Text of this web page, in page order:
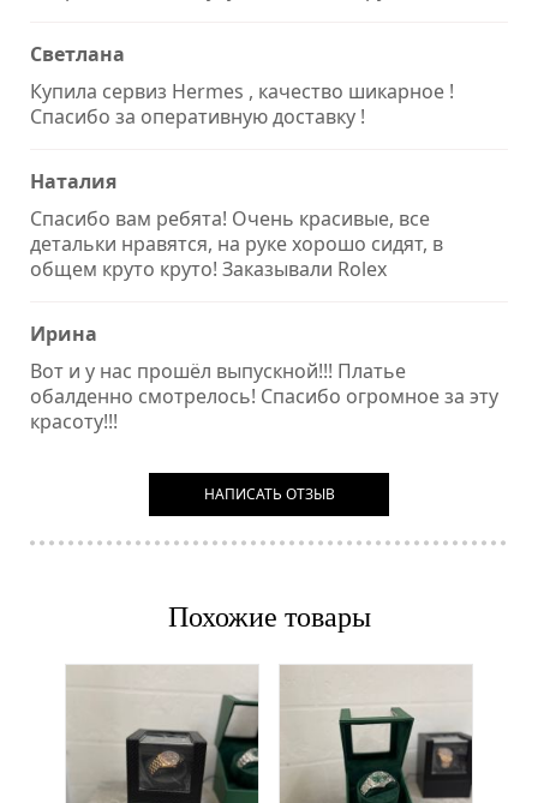
Светлана
Купила сервиз Hermes , качество шикарное !
Спасибо за оперативную доставку !
Наталия
Спасибо вам ребята! Очень красивые, все
детальки нравятся, на руке хорошо сидят, в
общем круто круто! Заказывали Rolex
Ирина
Вот и у нас прошёл выпускной!!! Платье
обалденно смотрелось! Спасибо огромное за эту
красоту!!!
НАПИСАТЬ ОТЗЫВ
Похожие товары